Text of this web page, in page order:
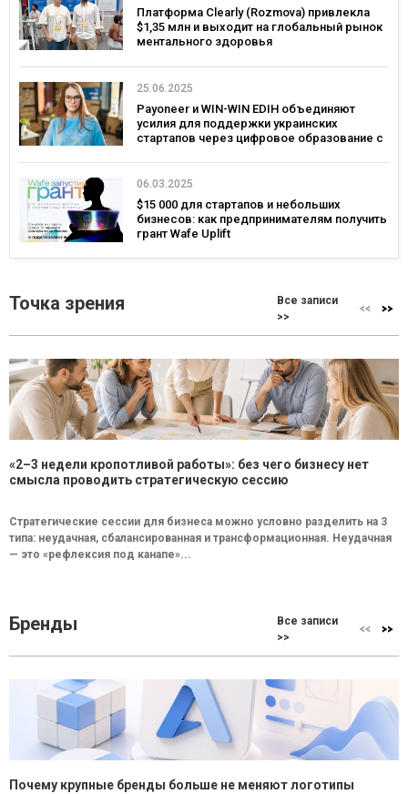
Платформа Clearly (Rozmova) привлекла
$1,35 млн и выходит на глобальный рынок
ментального здоровья
25.06.2025
Payoneer и WIN-WIN EDIH объединяют
усилия для поддержки украинских
стартапов через цифровое образование с
06.03.2025
$15 000 для стартапов и небольших
бизнесов: как предпринимателям получить
грант Wafe Uplift
Точка зрения
Все записи
>>
«2–3 недели кропотливой работы»: без чего бизнесу нет
смысла проводить стратегическую сессию
Стратегические сессии для бизнеса можно условно разделить на 3
типа: неудачная, сбалансированная и трансформационная. Неудачная
— это «рефлексия под канапе»...
Бренды
Все записи
>>
Почему крупные бренды больше не меняют логотипы